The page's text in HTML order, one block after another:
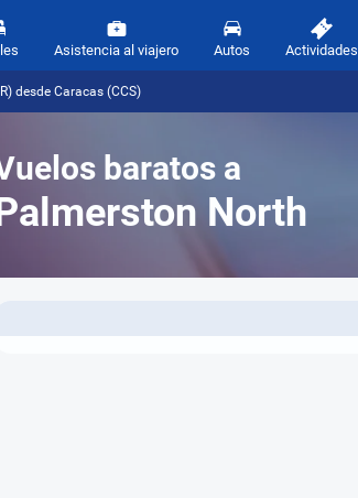
Asistencia al viajero Autos Actividades
desde Caracas (CCS)
baratos a
North